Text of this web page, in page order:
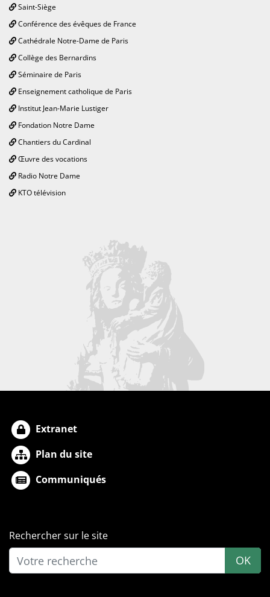
Saint-Siège
Conférence des évêques de France
Cathédrale Notre-Dame de Paris
Collège des Bernardins
Séminaire de Paris
Enseignement catholique de Paris
Institut Jean-Marie Lustiger
Fondation Notre Dame
Chantiers du Cardinal
Œuvre des vocations
Radio Notre Dame
KTO télévision
Extranet
Plan du site
Communiqués
Rechercher sur le site
OK